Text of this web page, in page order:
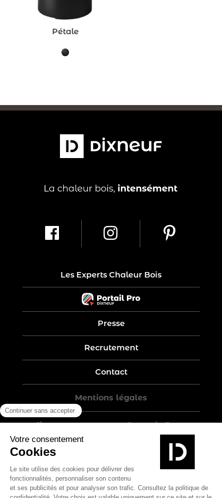
Pétale
Les Experts Chaleur Bois
Presse
Recrutement
Contact
Mentions légales
Five-year warranty – Garantie 5 ans
Politique de confidentialité
Conditions générales de vente